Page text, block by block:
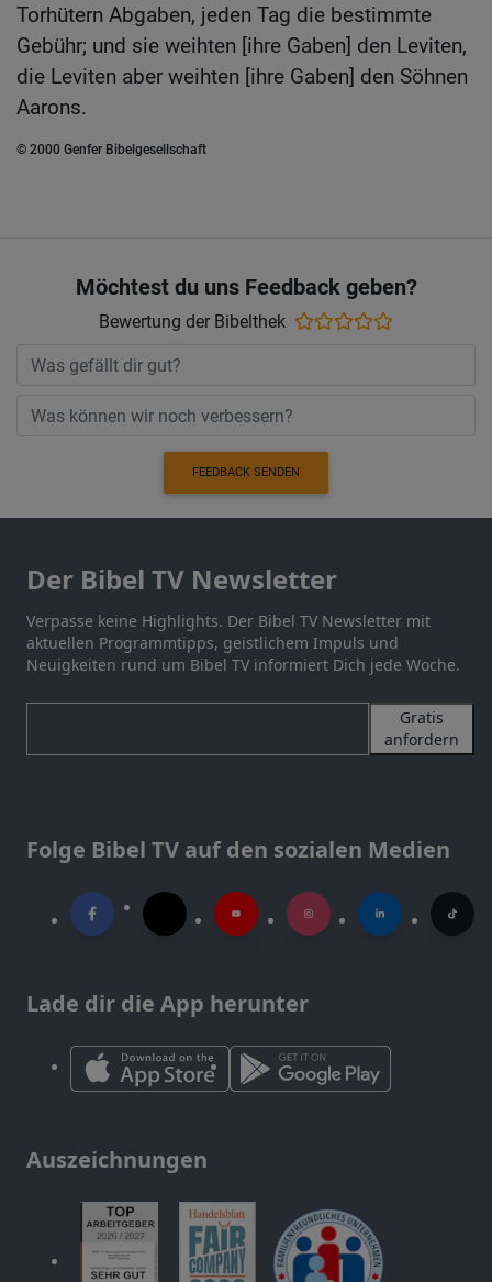
Torhütern Abgaben, jeden Tag die bestimmte
Gebühr; und sie weihten [ihre Gaben] den Leviten,
die Leviten aber weihten [ihre Gaben] den Söhnen
Aarons.
© 2000 Genfer Bibelgesellschaft
Möchtest du uns Feedback geben?
Bewertung der Bibelthek
FEEDBACK SENDEN
Der Bibel TV Newsletter
Verpasse keine Highlights. Der Bibel TV Newsletter mit
aktuellen Programmtipps, geistlichem Impuls und
Neuigkeiten rund um Bibel TV informiert Dich jede Woche.
Gratis
anfordern
Folge Bibel TV auf den sozialen Medien
Lade dir die App herunter
Auszeichnungen